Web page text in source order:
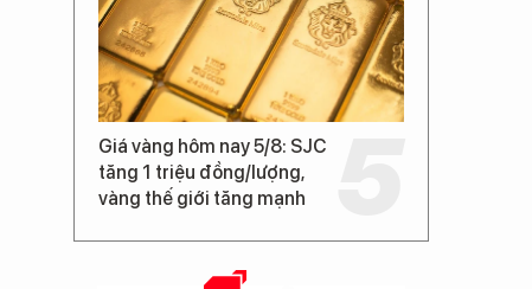
Giá vàng hôm nay 5/8: SJC
tăng 1 triệu đồng/lượng,
vàng thế giới tăng mạnh